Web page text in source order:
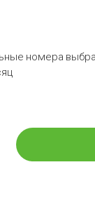
номера